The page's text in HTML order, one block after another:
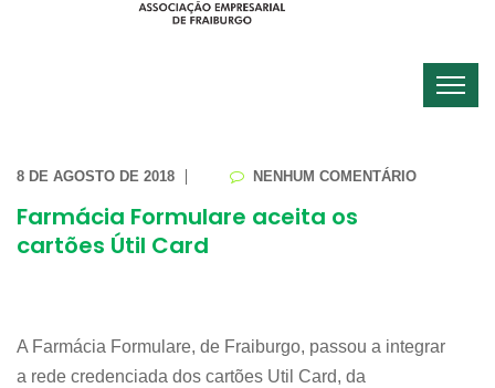
8 DE AGOSTO DE 2018 NENHUM COMENTÁRIO
Farmácia Formulare aceita os
cartões Útil Card
A Farmácia Formulare, de Fraiburgo, passou a integrar
a rede credenciada dos cartões Util Card, da